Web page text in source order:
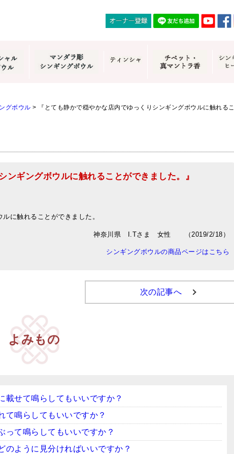
グボウル >
『とても静かで穏やかな店内でゆっくりシンギングボウルに触れるこ
ンギングボウルに触れることができました。』
に触れることができました。
神奈川県 I.Tさま 女性 （2019/2/18）
シンギングボウルの商品ページはこちら
次の記事へ
よみもの
載せて鳴らしてもいいですか？
て鳴らしてもいいですか？
って鳴らしてもいいですか？
のように見分ければいいですか？